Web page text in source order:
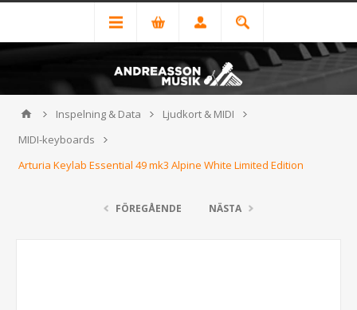
Inspelning & Data
Ljudkort & MIDI
MIDI-keyboards
Arturia Keylab Essential 49 mk3 Alpine White Limited Edition
FÖREGÅENDE NÄSTA